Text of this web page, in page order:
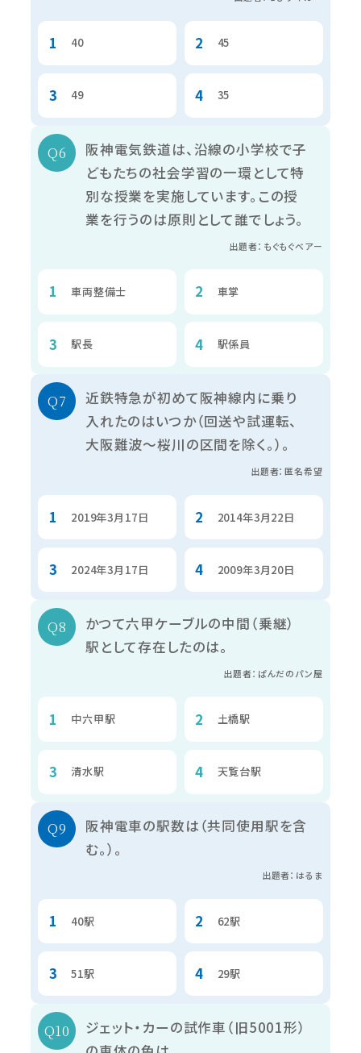
40 45
49 35
阪神電気鉄道は、沿線の小学校で子
どもたちの社会学習の一環として特
別な授業を実施しています。この授
業を行うのは原則として誰でしょう。
出題者：もぐもぐベアー
車両整備士 車掌
駅長 駅係員
近鉄特急が初めて阪神線内に乗り
入れたのはいつか（回送や試運転、
大阪難波～桜川の区間を除く。）。
出題者：匿名希望
2019年3月17日 2014年3月22日
2024年3月17日 2009年3月20日
かつて六甲ケーブルの中間（乗継）
駅として存在したのは。
出題者：ぱんだのパン屋
中六甲駅 土橋駅
清水駅 天覧台駅
阪神電車の駅数は（共同使用駅を含
む。）。
出題者：はるま
40駅 62駅
51駅 29駅
ジェット・カーの試作車（旧5001形）